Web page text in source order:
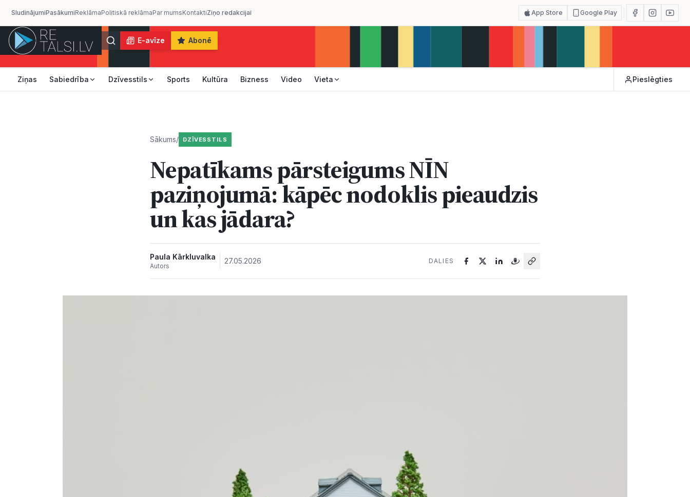
SludinājumiPasākumiReklāmaPolitiskā reklāmaPar mumsKontaktiZiņo redakcijai App Store Google Play
E-avīze Abonē
Ziņas Sabiedrība Dzīvesstils Sports Kultūra Bizness Video Vieta Pieslēgties
Sākums/ DZĪVESSTILS
Nepatīkams pārsteigums NĪN
paziņojumā: kāpēc nodoklis pieaudzis
un kas jādara?
Paula Kārkluvalka
Autors
27.05.2026 DALIES